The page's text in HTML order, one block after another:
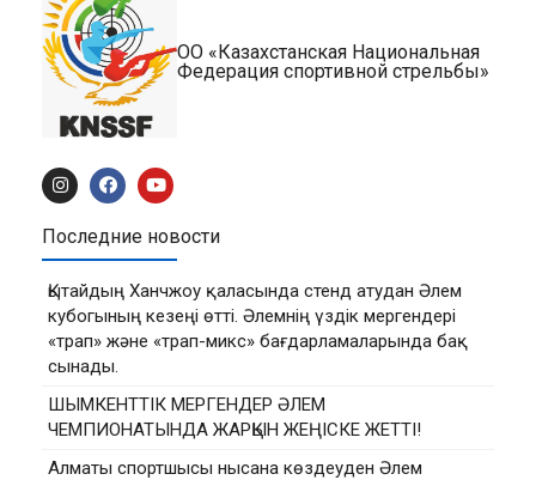
ОО «Казахстанская Национальная
Федерация спортивной стрельбы»
Последние новости
Қытайдың Ханчжоу қаласында стенд атудан Әлем
кубогының кезеңі өтті. Әлемнің үздік мергендері
«трап» және «трап-микс» бағдарламаларында бақ
сынады.
ШЫМКЕНТТІК МЕРГЕНДЕР ӘЛЕМ
ЧЕМПИОНАТЫНДА ЖАРҚЫН ЖЕҢІСКЕ ЖЕТТІ!
Алматы спортшысы нысана көздеуден Әлем